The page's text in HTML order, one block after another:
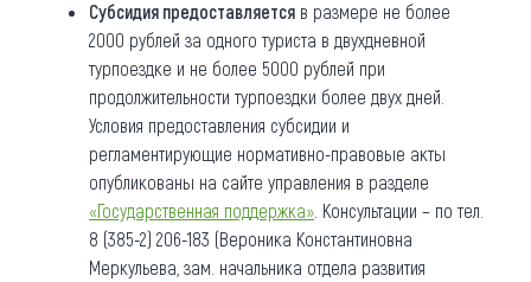
Субсидия предоставляется в размере не более
2000 рублей за одного туриста в двухдневной
турпоездке и не более 5000 рублей при
продолжительности турпоездки более двух дней.
Условия предоставления субсидии и
регламентирующие нормативно-правовые акты
опубликованы на сайте управления в разделе
«Государственная поддержка» . Консультации – по тел.
8 (385-2) 206-183 (Вероника Константиновна
Меркульева, зам. начальника отдела развития